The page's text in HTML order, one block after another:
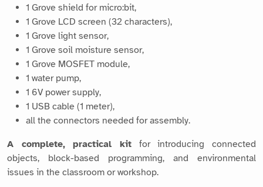
1 Grove shield for micro:bit,
1 Grove LCD screen (32 characters),
1 Grove light sensor,
1 Grove soil moisture sensor,
1 Grove MOSFET module,
1 water pump,
1 6V power supply,
1 USB cable (1 meter),
all the connectors needed for assembly.
A complete, practical kit for introducing connected
objects, block-based programming, and environmental
issues in the classroom or workshop.